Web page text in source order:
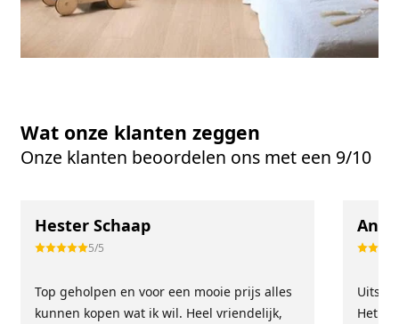
Wat onze klanten zeggen
Onze klanten beoordelen ons met een 9/10
Hester Schaap
5/5
Top geholpen en voor een mooie prijs alles
kunnen kopen wat ik wil. Heel vriendelijk,
Het